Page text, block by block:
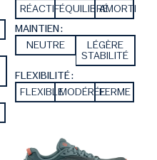
RÉACTIFÉQUILIBRÉAMORTI
MAINTIEN :
NEUTRE
LÉGÈRE
STABILITÉ
FLEXIBILITÉ :
FLEXIBLEMODÉRÉEFERME